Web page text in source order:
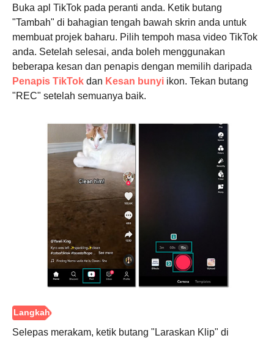
Langkah
Buka apl TikTok pada peranti anda. Ketik butang
"Tambah" di bahagian tengah bawah skrin anda untuk
membuat projek baharu. Pilih tempoh masa video TikTok
anda. Setelah selesai, anda boleh menggunakan
beberapa kesan dan penapis dengan memilih daripada
Penapis TikTok dan Kesan bunyi ikon. Tekan butang
"REC" setelah semuanya baik.
Selepas merakam, ketik butang "Laraskan Klip" di